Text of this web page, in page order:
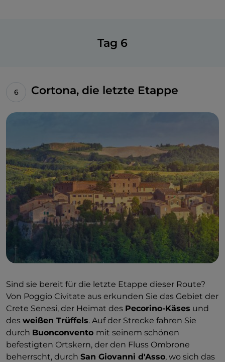
Tag 6
Cortona, die letzte Etappe
Sind sie bereit für die letzte Etappe dieser Route?
Von Poggio Civitate aus erkunden Sie das Gebiet der
Crete Senesi, der Heimat des Pecorino-Käses und
des weißen Trüffels. Auf der Strecke fahren Sie
durch Buonconvento mit seinem schönen
befestigten Ortskern, der den Fluss Ombrone
beherrscht, durch San Giovanni d'Asso, wo sich das